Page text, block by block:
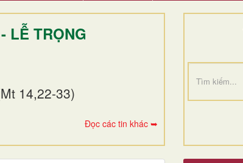
LỄ TRỌNG
14,22-33)
Đọc các tin khác ➥